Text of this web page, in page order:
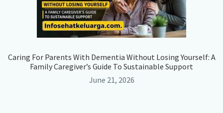
Caring For Parents With Dementia Without Losing Yourself: A
Family Caregiver’s Guide To Sustainable Support
June 21, 2026